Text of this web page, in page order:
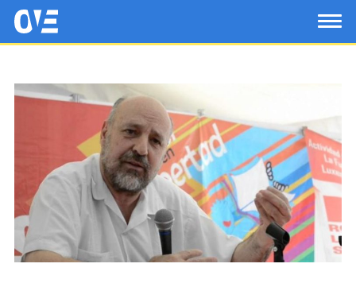
Saltar al contenido principal
OtrasVocesenEducacion.org